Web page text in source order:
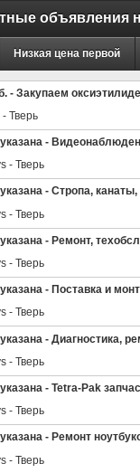
Низкая цена первой
- Закупаем оксиэтилидендифосфоновая кислота (оэдф),
Тверь
- Видеонаблюдение в
- Тверь
- Стропа, канаты, троса, захваты,
- Тверь
- Ремонт, техобслуживание кран-
- Тверь
- Поставка и монтаж под
- Тверь
- Диагностика, ремонт, наладка,
- Тверь
- Tetra-Pak
- Тверь
- Ремонт
- Тверь